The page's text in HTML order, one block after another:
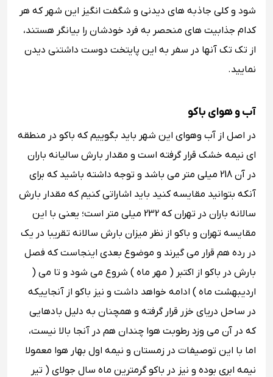
‌شود و کلی جاذبه های دیدنی و شگفت انگیز این شهر که هر
کدام جذابیت های منحصر به فرد خودشان را بیانگر هستند،
از تک تک آنها در سفر به این پایتخت دوست داشتنی دیدن
نمایید.
آب و هوای باکو
در اصل از آب وهوای این شهر باید بگوییم که باکو در منطقه
ای نیمه‌ خشک قرار گرفته است و مقدار بارش سالیانه باران
در آن 218 میلی ‌متر می باشد و توجه داشته باشید که برای
آنکه بتوانید مقایسه کنید باید اشاراتی کنیم که مقدار بارش
سالانه باران در تهران که 232 میلی متر است؛ یعنی با این
مقایسه تهران و باکو از نظر میزان بارش سالانه تقریبا در یک
در رده هم قرار می گیرند و موضوع بعدی اینجاست که فصل
بارش در باکو از اکتبر ( مهر ماه ) شروع می ‌شود و تا می (
اردیبهشت ماه ) ادامه خواهد داشت و نیز باکو از آنجاییکه
در ساحل دریای خزر قرار گرفته و همچنان به دلیل بادهایی
که در آن می ‌وزد رطوبت هوا چندان هم در آنجا بالا نیست،
اما با این ‌توصیفات در زمستان و نیمه اول بهار هوا معمولا
نیمه ابری بوده و نیز در باکو گرمترین ماه سال جولای ( تیر